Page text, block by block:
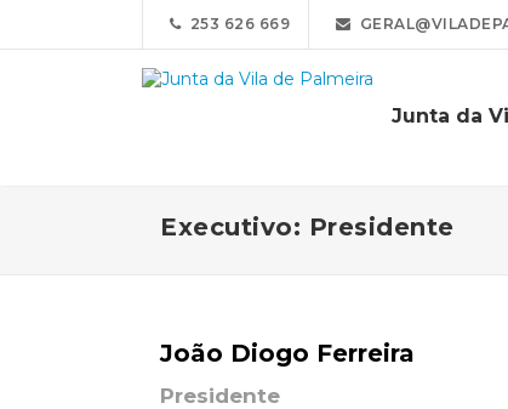
253 626 669
Junta da
Executivo: Presidente
João Diogo Ferreira
Presidente